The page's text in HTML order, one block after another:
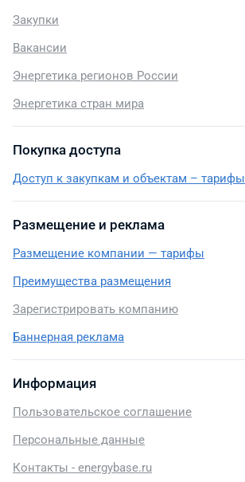
Закупки
Вакансии
Энергетика регионов России
Энергетика стран мира
Покупка доступа
Доступ к закупкам и объектам – тарифы
Размещение и реклама
Размещение компании — тарифы
Преимущества размещения
Зарегистрировать компанию
Баннерная реклама
Информация
Пользовательское соглашение
Персональные данные
Контакты - energybase.ru